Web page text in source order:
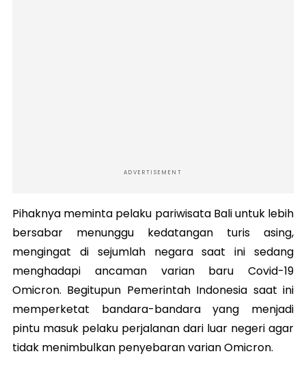
ADVERTISEMENT
Pihaknya meminta pelaku pariwisata Bali untuk lebih
bersabar menunggu kedatangan turis asing,
mengingat di sejumlah negara saat ini sedang
menghadapi ancaman varian baru Covid-19
Omicron. Begitupun Pemerintah Indonesia saat ini
memperketat bandara-bandara yang menjadi
pintu masuk pelaku perjalanan dari luar negeri agar
tidak menimbulkan penyebaran varian Omicron.